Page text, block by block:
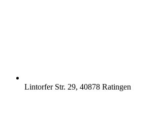
Lintorfer Str. 29, 40878 Ratingen